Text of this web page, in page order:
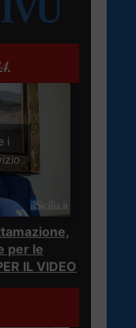
i
per le
IL VIDEO